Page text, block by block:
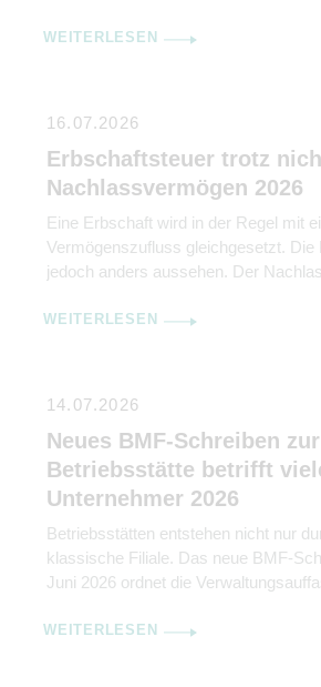
WEITERLESEN
16.07.2026
Erbschaftsteuer trotz
Nachlassvermögen 2026
Eine Erbschaft wird in der Regel mit
Vermögenszufluss gleichgesetzt. Die
jedoch anders aussehen. Der
kaum noch erreichbar und Jahre
WEITERLESEN
14.07.2026
Neues BMF-Schreiben zur
Betriebsstätte betrifft
Unternehmer 2026
Betriebsstätten entstehen nicht nur
klassische Filiale. Das neue BMF-
Juni 2026 ordnet die
WEITERLESEN